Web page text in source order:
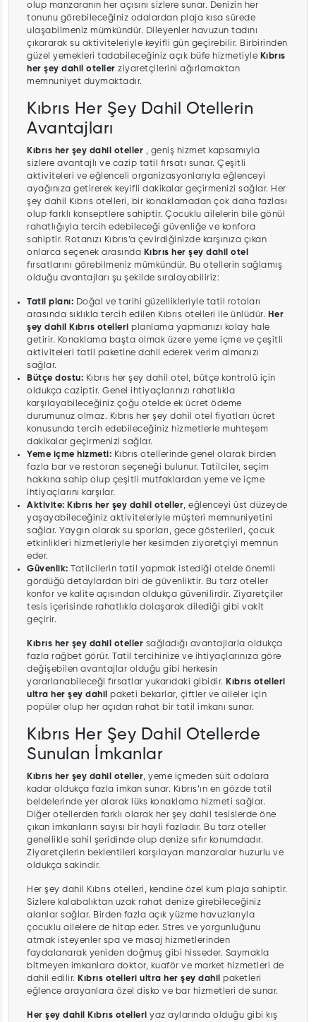
olup manzaranın her açısını sizlere sunar. Denizin her
tonunu görebileceğiniz odalardan plaja kısa sürede
ulaşabilmeniz mümkündür. Dileyenler havuzun tadını
çıkararak su aktiviteleriyle keyifli gün geçirebilir. Birbirinden
güzel yemekleri tadabileceğiniz açık büfe hizmetiyle Kıbrıs
her şey dahil oteller ziyaretçilerini ağırlamaktan
memnuniyet duymaktadır.
Kıbrıs Her Şey Dahil Otellerin
Avantajları
Kıbrıs her şey dahil oteller , geniş hizmet kapsamıyla
sizlere avantajlı ve cazip tatil fırsatı sunar. Çeşitli
aktiviteleri ve eğlenceli organizasyonlarıyla eğlenceyi
ayağınıza getirerek keyifli dakikalar geçirmenizi sağlar. Her
şey dahil Kıbrıs otelleri, bir konaklamadan çok daha fazlası
olup farklı konseptlere sahiptir. Çocuklu ailelerin bile gönül
rahatlığıyla tercih edebileceği güvenliğe ve konfora
sahiptir. Rotanızı Kıbrıs’a çevirdiğinizde karşınıza çıkan
onlarca seçenek arasında Kıbrıs her şey dahil otel
fırsatlarını görebilmeniz mümkündür. Bu otellerin sağlamış
olduğu avantajları şu şekilde sıralayabiliriz:
Tatil planı: Doğal ve tarihi güzellikleriyle tatil rotaları
arasında sıklıkla tercih edilen Kıbrıs otelleri ile ünlüdür. Her
şey dahil Kıbrıs otelleri planlama yapmanızı kolay hale
getirir. Konaklama başta olmak üzere yeme içme ve çeşitli
aktiviteleri tatil paketine dahil ederek verim almanızı
sağlar.
Bütçe dostu: Kıbrıs her şey dahil otel, bütçe kontrolü için
oldukça caziptir. Genel ihtiyaçlarınızı rahatlıkla
karşılayabileceğiniz çoğu otelde ek ücret ödeme
durumunuz olmaz. Kıbrıs her şey dahil otel fiyatları ücret
konusunda tercih edebileceğiniz hizmetlerle muhteşem
dakikalar geçirmenizi sağlar.
Yeme içme hizmeti: Kıbrıs otellerinde genel olarak birden
fazla bar ve restoran seçeneği bulunur. Tatilciler, seçim
hakkına sahip olup çeşitli mutfaklardan yeme ve içme
ihtiyaçlarını karşılar.
Aktivite: Kıbrıs her şey dahil oteller, eğlenceyi üst düzeyde
yaşayabileceğiniz aktiviteleriyle müşteri memnuniyetini
sağlar. Yaygın olarak su sporları, gece gösterileri, çocuk
etkinlikleri hizmetleriyle her kesimden ziyaretçiyi memnun
eder.
Güvenlik: Tatilcilerin tatil yapmak istediği otelde önemli
gördüğü detaylardan biri de güvenliktir. Bu tarz oteller
konfor ve kalite açısından oldukça güvenilirdir. Ziyaretçiler
tesis içerisinde rahatlıkla dolaşarak dilediği gibi vakit
geçirir.
Kıbrıs her şey dahil oteller sağladığı avantajlarla oldukça
fazla rağbet görür. Tatil tercihinize ve ihtiyaçlarınıza göre
değişebilen avantajlar olduğu gibi herkesin
yararlanabileceği fırsatlar yukarıdaki gibidir. Kıbrıs otelleri
ultra her şey dahil paketi bekarlar, çiftler ve aileler için
popüler olup her açıdan rahat bir tatil imkanı sunar.
Kıbrıs Her Şey Dahil Otellerde
Sunulan İmkanlar
Kıbrıs her şey dahil oteller, yeme içmeden süit odalara
kadar oldukça fazla imkan sunar. Kıbrıs’ın en gözde tatil
beldelerinde yer alarak lüks konaklama hizmeti sağlar.
Diğer otellerden farklı olarak her şey dahil tesislerde öne
çıkan imkanların sayısı bir hayli fazladır. Bu tarz oteller
genellikle sahil şeridinde olup denize sıfır konumdadır.
Ziyaretçilerin beklentileri karşılayan manzaralar huzurlu ve
oldukça sakindir.
Her şey dahil Kıbrıs otelleri, kendine özel kum plaja sahiptir.
Sizlere kalabalıktan uzak rahat denize girebileceğiniz
alanlar sağlar. Birden fazla açık yüzme havuzlarıyla
çocuklu ailelere de hitap eder. Stres ve yorgunluğunu
atmak isteyenler spa ve masaj hizmetlerinden
faydalanarak yeniden doğmuş gibi hisseder. Saymakla
bitmeyen imkanlara doktor, kuaför ve market hizmetleri de
dahil edilir. Kıbrıs otelleri ultra her şey dahil paketleri
eğlence arayanlara özel disko ve bar hizmetleri de sunar.
Her şey dahil Kıbrıs otelleri yaz aylarında olduğu gibi kış